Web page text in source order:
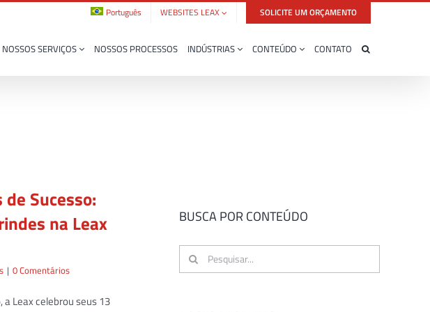
Português WEBSITES LEAX SOLICITE UM ORÇAMENTO
NOSSOS SERVIÇOS NOSSOS PROCESSOS INDÚSTRIAS CONTEÚDO CONTATO
Sucesso:
na Leax
| 0 Comentários
Leax celebrou seus 13
BUSCA POR CONTEÚDO
Buscar
resultados